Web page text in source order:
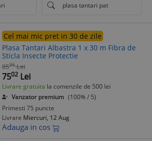
plasa tantari pat
Cel mai mic pret in 30 de zile
Plasa Tantari Albastra 1 x 30 m Fibra de
Sticla Insecte Protectie
8536 Lei
7502 Lei
Livrare gratuita la comenzile de 500 lei
Vanzator premium (100% / 5)
Primesti 75 puncte
Livrare Miercuri, 12 Aug
Adauga in cos